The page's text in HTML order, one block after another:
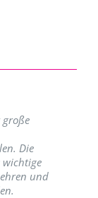
Die
wichtige
und